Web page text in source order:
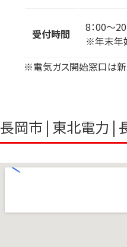
受付時間
8：00～20
※年末年
※電気ガス開始窓口は新
長岡市 | 東北電力 |